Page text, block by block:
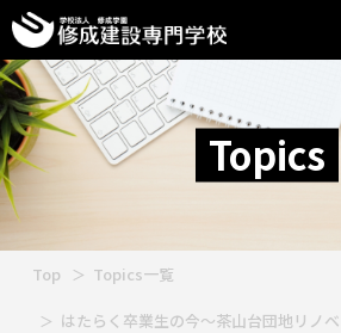
Topics
Top Topics一覧
はたらく卒業生の今～茶山台団地リノ